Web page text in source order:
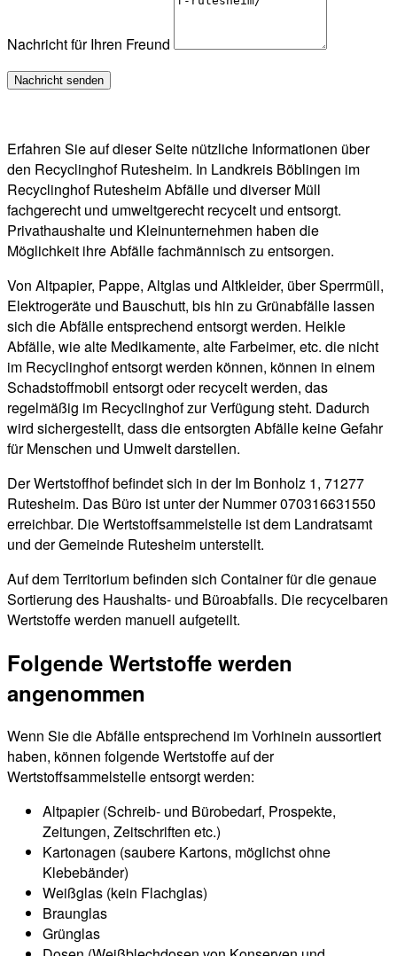
Nachricht für Ihren Freund
Erfahren Sie auf dieser Seite nützliche Informationen über
den Recyclinghof Rutesheim. In Landkreis Böblingen im
Recyclinghof Rutesheim Abfälle und diverser Müll
fachgerecht und umweltgerecht recycelt und entsorgt.
Privathaushalte und Kleinunternehmen haben die
Möglichkeit ihre Abfälle fachmännisch zu entsorgen.
Von Altpapier, Pappe, Altglas und Altkleider, über Sperrmüll,
Elektrogeräte und Bauschutt, bis hin zu Grünabfälle lassen
sich die Abfälle entsprechend entsorgt werden. Heikle
Abfälle, wie alte Medikamente, alte Farbeimer, etc. die nicht
im Recyclinghof entsorgt werden können, können in einem
Schadstoffmobil entsorgt oder recycelt werden, das
regelmäßig im Recyclinghof zur Verfügung steht. Dadurch
wird sichergestellt, dass die entsorgten Abfälle keine Gefahr
für Menschen und Umwelt darstellen.
Der Wertstoffhof befindet sich in der Im Bonholz 1, 71277
Rutesheim. Das Büro ist unter der Nummer 070316631550
erreichbar. Die Wertstoffsammelstelle ist dem Landratsamt
und der Gemeinde Rutesheim unterstellt.
Auf dem Territorium befinden sich Container für die genaue
Sortierung des Haushalts- und Büroabfalls. Die recycelbaren
Wertstoffe werden manuell aufgeteilt.
Folgende Wertstoffe werden
angenommen
Wenn Sie die Abfälle entsprechend im Vorhinein aussortiert
haben, können folgende Wertstoffe auf der
Wertstoffsammelstelle entsorgt werden:
Altpapier (Schreib- und Bürobedarf, Prospekte,
Zeitungen, Zeitschriften etc.)
Kartonagen (saubere Kartons, möglichst ohne
Klebebänder)
Weißglas (kein Flachglas)
Braunglas
Grünglas